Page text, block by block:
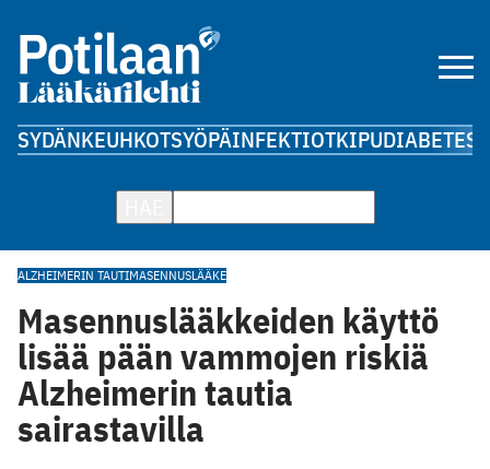
SYDÄNKEUHKOTSYÖPÄINFEKTIOTKIPUDIABETES
ALZHEIMERIN TAUTIMASENNUSLÄÄKE
Masennuslääkkeiden käyttö
lisää pään vammojen riskiä
Alzheimerin tautia
sairastavilla